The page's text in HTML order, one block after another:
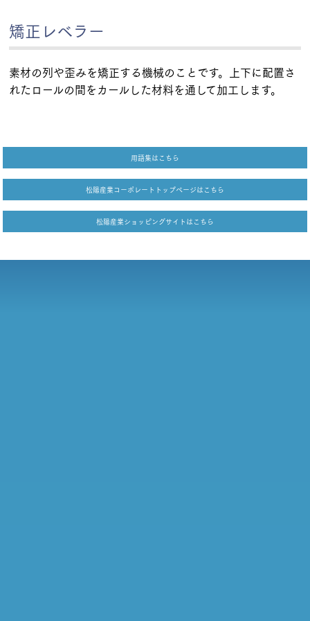
矯正レベラー
素材の列や歪みを矯正する機械のことです。上下に配置さ
れたロールの間をカールした材料を通して加工します。
用語集はこちら
松陽産業コーポレートトップページはこちら
松陽産業ショッピングサイトはこちら